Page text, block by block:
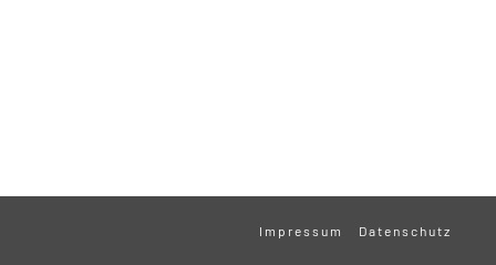
Impressum Datenschutz